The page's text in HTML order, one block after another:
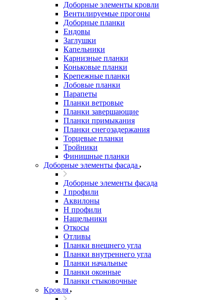
Доборные элементы кровли
Вентилируемые прогоны
Доборные планки
Ендовы
Заглушки
Капельники
Карнизные планки
Коньковые планки
Крепежные планки
Лобовые планки
Парапеты
Планки ветровые
Планки завершающие
Планки примыкания
Планки снегозадержания
Торцевые планки
Тройники
Финишные планки
Доборные элементы фасада
Доборные элементы фасада
J профили
Аквилоны
Н профили
Нащельники
Откосы
Отливы
Планки внешнего угла
Планки внутреннего угла
Планки начальные
Планки оконные
Планки стыковочные
Кровля